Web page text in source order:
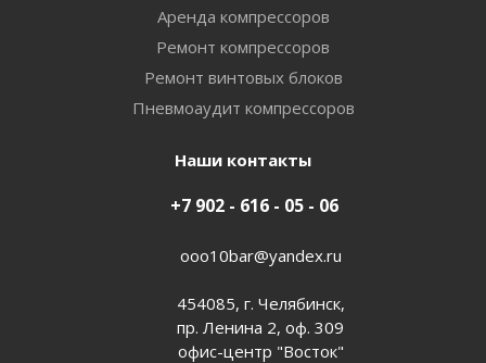
Аренда компрессоров
Ремонт компрессоров
Ремонт винтовых блоков
Пневмоаудит компрессоров
Наши контакты
+7 902 - 616 - 05 - 06
ooo10bar@yandex.ru
454085, г. Челябинск,
пр. Ленина 2, оф. 309
офис-центр "Восток"